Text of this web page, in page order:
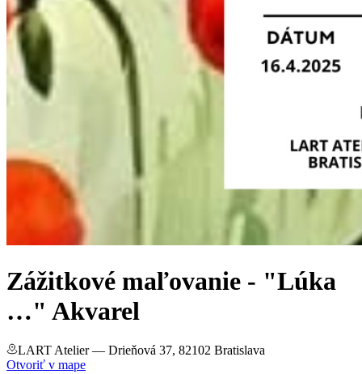
Zážitkové maľovanie - "Lúka
…" Akvarel
LART Atelier— Drieňová 37, 82102 Bratislava
Otvoriť v mape